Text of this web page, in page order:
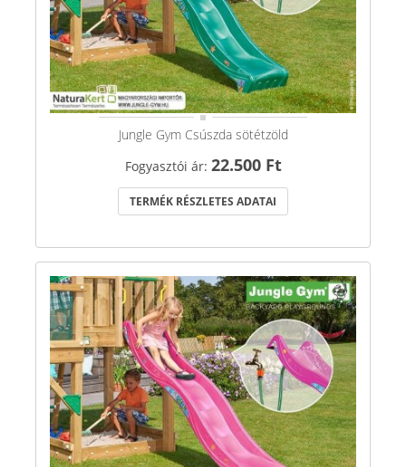
Jungle Gym Csúszda sötétzöld
Fogyasztói ár: 22.500 Ft
TERMÉK RÉSZLETES ADATAI